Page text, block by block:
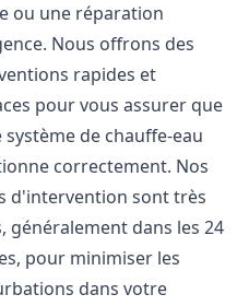
ou une réparation
Nous offrons des
rapides et
pour vous assurer que
système de chauffe-eau
correctement. Nos
d'intervention sont très
généralement dans les 24
pour minimiser les
dans votre